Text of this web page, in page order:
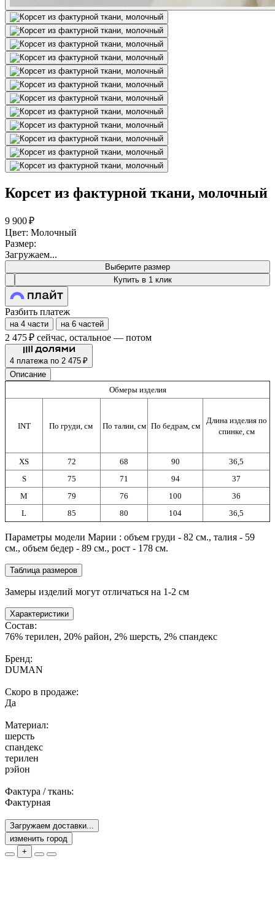
Корсет из фактурной ткани, молочный
9 900 ₽
Цвет: Молочный
Размер:
Загружаем...
Выберите размер
Купить в 1 клик
Разбить платеж
на 4 части на 6 частей
2 475 ₽ сейчас, остальное — потом
4 платежа по 2 475 ₽
Описание
Обмеры изделия
INT По груди, см По талии, см По бедрам, см
Длина изделия по
спинке, см
XS 72 68 90
36,5
S
75 71 94
37
M
79 76 100
36
L
85 80 104 36,5
Параметры модели Марии : объем груди - 82 см., талия - 59
см., объем бедер - 89 см., рост - 178 см.
Таблица размеров
Замеры изделий могут отличаться на 1-2 см
Характеристики
Состав:
76% терилен, 20% район, 2% шерсть, 2% спандекс
Бренд:
DUMAN
Скоро в продаже:
Да
Материал:
шерсть
спандекс
терилен
рэйон
Фактура / ткань:
Фактурная
Загружаем доставки...
изменить город
+